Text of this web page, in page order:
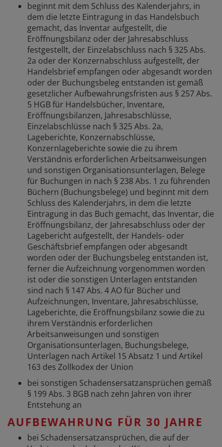
beginnt mit dem Schluss des Kalenderjahrs, in
dem die letzte Eintragung in das Handelsbuch
gemacht, das Inventar aufgestellt, die
Eröffnungsbilanz oder der Jahresabschluss
festgestellt, der Einzelabschluss nach § 325 Abs.
2a oder der Konzernabschluss aufgestellt, der
Handelsbrief empfangen oder abgesandt worden
oder der Buchungsbeleg entstanden ist gemäß
gesetzlicher Aufbewahrungsfristen aus § 257 Abs.
5 HGB für Handelsbücher, Inventare,
Eröffnungsbilanzen, Jahresabschlüsse,
Einzelabschlüsse nach § 325 Abs. 2a,
Lageberichte, Konzernabschlüsse,
Konzernlageberichte sowie die zu ihrem
Verständnis erforderlichen Arbeitsanweisungen
und sonstigen Organisationsunterlagen, Belege
für Buchungen in nach § 238 Abs. 1 zu führenden
Büchern (Buchungsbelege) und beginnt mit dem
Schluss des Kalenderjahrs, in dem die letzte
Eintragung in das Buch gemacht, das Inventar, die
Eröffnungsbilanz, der Jahresabschluss oder der
Lagebericht aufgestellt, der Handels- oder
Geschäftsbrief empfangen oder abgesandt
worden oder der Buchungsbeleg entstanden ist,
ferner die Aufzeichnung vorgenommen worden
ist oder die sonstigen Unterlagen entstanden
sind nach § 147 Abs. 4 AO für Bücher und
Aufzeichnungen, Inventare, Jahresabschlüsse,
Lageberichte, die Eröffnungsbilanz sowie die zu
ihrem Verständnis erforderlichen
Arbeitsanweisungen und sonstigen
Organisationsunterlagen, Buchungsbelege,
Unterlagen nach Artikel 15 Absatz 1 und Artikel
163 des Zollkodex der Union
bei sonstigen Schadensersatzansprüchen gemäß
§ 199 Abs. 3 BGB nach zehn Jahren von ihrer
Entstehung an
AUFBEWAHRUNG FÜR 30 JAHRE
bei Schadensersatzansprüchen, die auf der